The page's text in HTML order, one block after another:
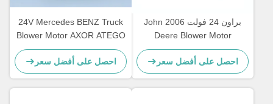
براون 24 فولت 2006 John
Deere Blower Motor
AL58527 62412082 ضمان
عام واحد
احصل على أفضل سعر
24V Mercedes BENZ Truck
Blower Motor AXOR ATEGO
OEM A0038300108
احصل على أفضل سعر